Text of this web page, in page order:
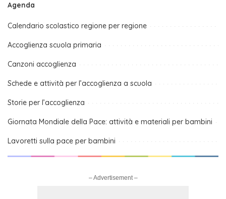
Agenda
Calendario scolastico regione per regione
Accoglienza scuola primaria
Canzoni accoglienza
Schede e attività per l’accoglienza a scuola
Storie per l’accoglienza
Giornata Mondiale della Pace: attività e materiali per bambini
Lavoretti sulla pace per bambini
– Advertisement –